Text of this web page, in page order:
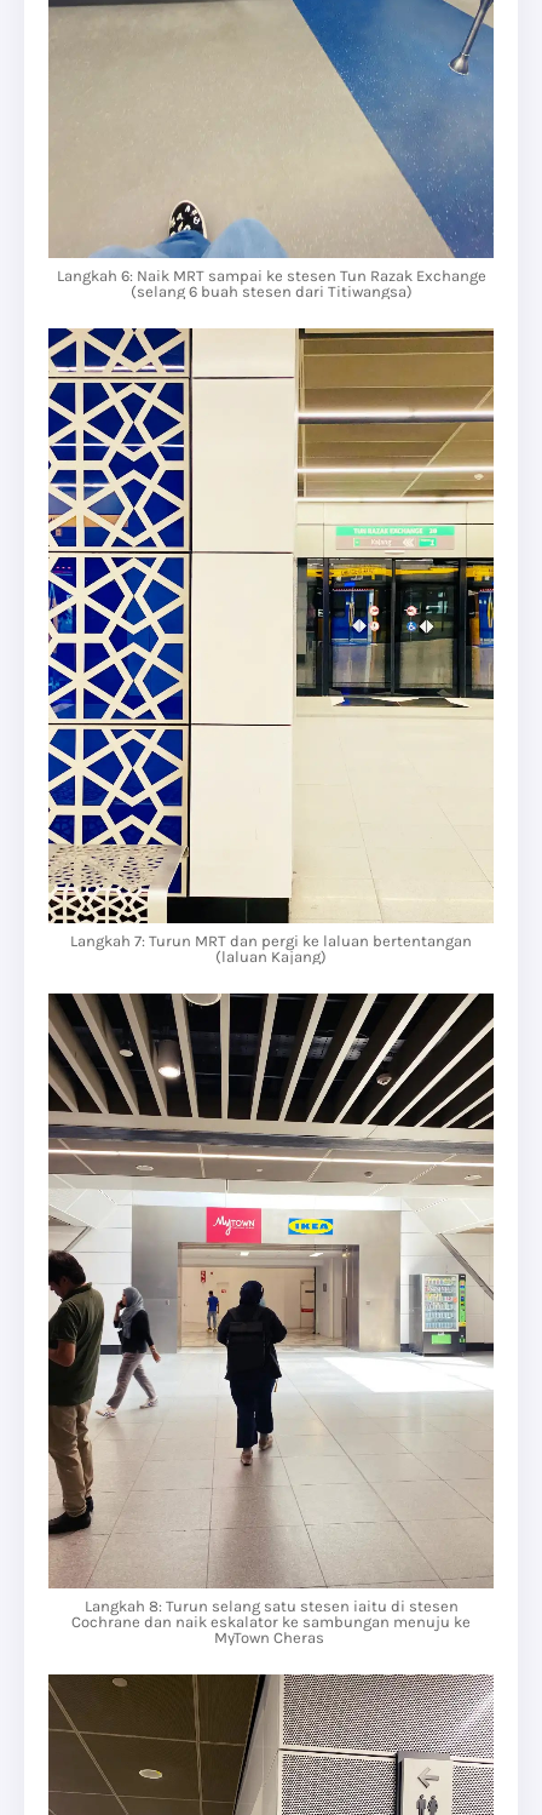
Langkah 6: Naik MRT sampai ke stesen Tun Razak Exchange
(selang 6 buah stesen dari Titiwangsa)
Langkah 7: Turun MRT dan pergi ke laluan bertentangan
(laluan Kajang)
Langkah 8: Turun selang satu stesen iaitu di stesen
Cochrane dan naik eskalator ke sambungan menuju ke
MyTown Cheras